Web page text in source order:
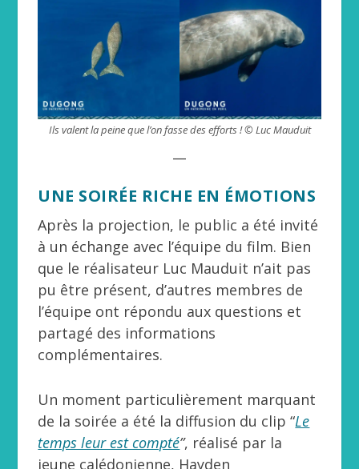
Ils valent la peine que l’on fasse des efforts ! © Luc Mauduit
UNE SOIRÉE RICHE EN ÉMOTIONS
Après la projection, le public a été invité
à un échange avec l’équipe du film. Bien
que le réalisateur Luc Mauduit n’ait pas
pu être présent, d’autres membres de
l’équipe ont répondu aux questions et
partagé des informations
complémentaires.
Un moment particulièrement marquant
de la soirée a été la diffusion du clip “Le
temps leur est compté”, réalisé par la
jeune calédonienne, Hayden